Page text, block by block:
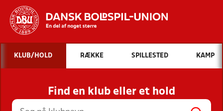
Hvad vil du søge efter?
INDHOLD OG NYHEDER
STILLINGER, RESULTATER, KLUBBER OG
HOLD
KLUB/HOLD RÆKKE SPILLESTED KAMP
Find en klub eller et hold